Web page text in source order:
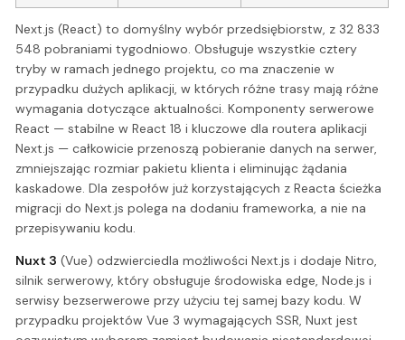
Next.js (React) to domyślny wybór przedsiębiorstw, z 32 833
548 pobraniami tygodniowo. Obsługuje wszystkie cztery
tryby w ramach jednego projektu, co ma znaczenie w
przypadku dużych aplikacji, w których różne trasy mają różne
wymagania dotyczące aktualności. Komponenty serwerowe
React — stabilne w React 18 i kluczowe dla routera aplikacji
Next.js — całkowicie przenoszą pobieranie danych na serwer,
zmniejszając rozmiar pakietu klienta i eliminując żądania
kaskadowe. Dla zespołów już korzystających z Reacta ścieżka
migracji do Next.js polega na dodaniu frameworka, a nie na
przepisywaniu kodu.
Nuxt 3 (Vue) odzwierciedla możliwości Next.js i dodaje Nitro,
silnik serwerowy, który obsługuje środowiska edge, Node.js i
serwisy bezserwerowe przy użyciu tej samej bazy kodu. W
przypadku projektów Vue 3 wymagających SSR, Nuxt jest